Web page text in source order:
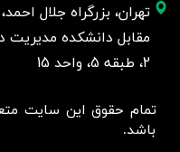
تهران، بزرگراه جلال
مقابل دانشکده مدیریت
2، طبقه 5، واحد 15
تمام حقوق این سایت
باشد.